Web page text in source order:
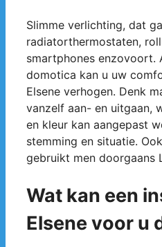
Slimme verlichting, dat
radiatorthermostaten,
smartphones enzovoort.
domotica kan u uw
Elsene verhogen. Denk
vanzelf aan- en uitgaan,
en kleur kan aangepast
stemming en situatie.
gebruikt men doorgaans
Wat kan een
Elsene voor u